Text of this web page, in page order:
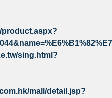
product.aspx?
sing.html?
mall/detail.jsp?